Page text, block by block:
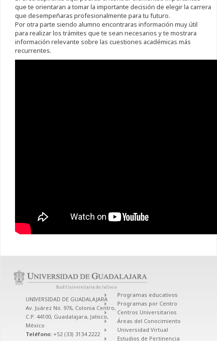
que te orientaran a tomar la importante decisión de elegir la carrera
que desempeñaras profesionalmente para tu futuro.
Por otra parte siendo alumno encontraras información muy útil
para realizar los trámites que te sean necesarios y te mostrara
información relevante sobre las cuestiones académicas más
recurrentes.
UNIVERSIDAD DE GUADALAJARA
Av. Juárez No. 976, Colonia Centro,
C.P. 44100, Guadalajara, Jalisco,
México
Teléfono: +52 (33) 3134 2222
Programas educativos
Programas por Centro
Centros Universitarios
Áreas del Conocimiento
Universidad Virtual
Estudios de Pertinencia